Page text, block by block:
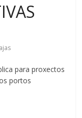
para proxectos
portos